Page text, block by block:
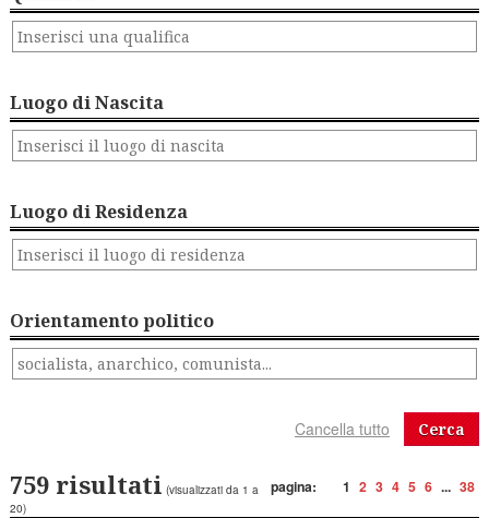
Luogo di Nascita
Luogo di Residenza
Orientamento politico
Cerca
pagina: 1 2 3 4 5 6 ... 38
759 risultati (visualizzati da 1 a
20)